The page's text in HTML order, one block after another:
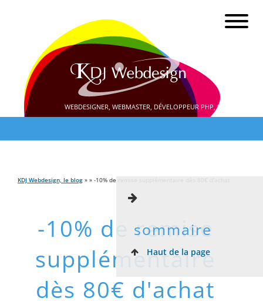
WEBDESIGNER, WEBMASTER, DÉVELOPPEUR PHP, SEO
KDJ Webdesign, le blog » » -10% de remise supplémentaire dès 80€ d'achat
-10% de remise
supplémentaire
dès 80€ d'achat
sommaire
Haut de la page